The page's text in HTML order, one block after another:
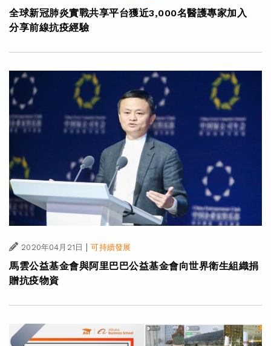
全球新冠肺炎實戰共享平台獲近3,000名醫護專家加入
分享前線抗疫經驗
2020年04月21日 | 可持續發展
馬雲公益基金會與阿里巴巴公益基金會向世界衛生組織捐
贈抗疫物資